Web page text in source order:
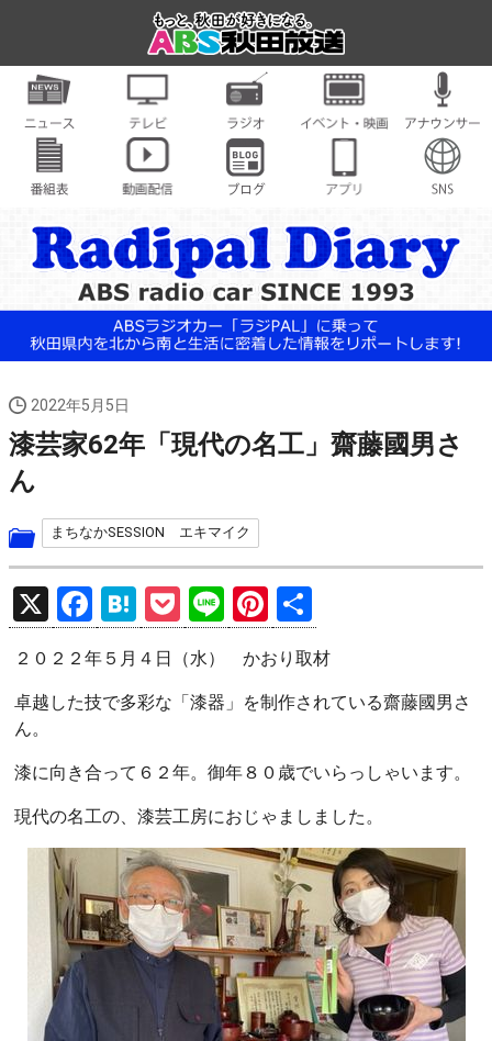
2022年5月5日
漆芸家62年「現代の名工」齋藤國男さ
ん
まちなかSESSION エキマイク
X
F
a
ce
b
o
k
H
at
e
n
P
o
ck
et
Li
n
Pi
nt
er
es
有
２０２２年５月４日（水） かおり取材
卓越した技で多彩な「漆器」を制作されている齋藤國男さ
ん。
漆に向き合って６２年。御年８０歳でいらっしゃいます。
現代の名工の、漆芸工房におじゃましました。